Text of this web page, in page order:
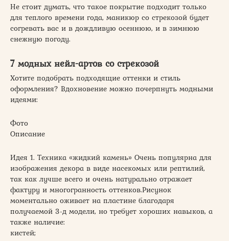
Не стоит думать, что такое покрытие подходит только
для теплого времени года, маникюр со стрекозой будет
согревать вас и в дождливую осеннюю, и в зимнюю
снежную погоду.
7 модных нейл-артов со стрекозой
Хотите подобрать подходящие оттенки и стиль
оформления? Вдохновение можно почерпнуть модными
идеями:
Фото
Описание
Идея 1. Техника «жидкий камень» Очень популярна для
изображения декора в виде насекомых или рептилий,
так как лучше всего и очень натурально отражает
фактуру и многогранность оттенков.Рисунок
моментально оживает на пластине благодаря
получаемой 3-д модели, но требует хороших навыков, а
также наличие:
кистей;